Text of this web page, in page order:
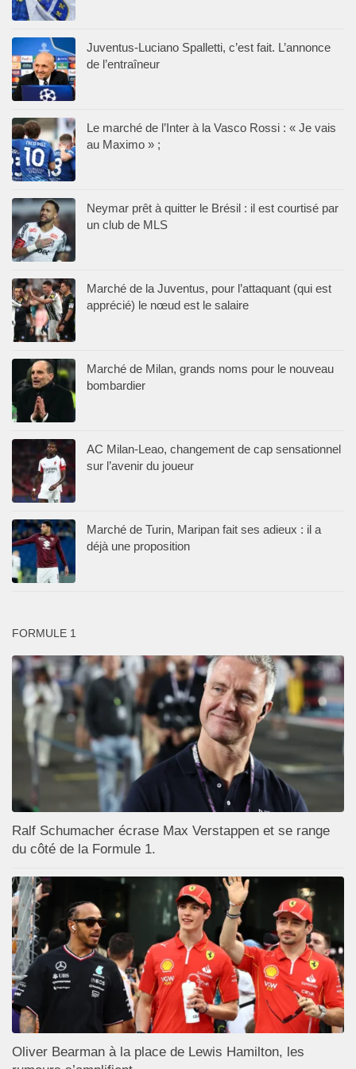
Juventus-Luciano Spalletti, c’est fait. L’annonce
de l’entraîneur
Le marché de l’Inter à la Vasco Rossi : « Je vais
au Maximo » ;
Neymar prêt à quitter le Brésil : il est courtisé par
un club de MLS
Marché de la Juventus, pour l’attaquant (qui est
apprécié) le nœud est le salaire
Marché de Milan, grands noms pour le nouveau
bombardier
AC Milan-Leao, changement de cap sensationnel
sur l’avenir du joueur
Marché de Turin, Maripan fait ses adieux : il a
déjà une proposition
FORMULE 1
Ralf Schumacher écrase Max Verstappen et se range
du côté de la Formule 1.
Oliver Bearman à la place de Lewis Hamilton, les